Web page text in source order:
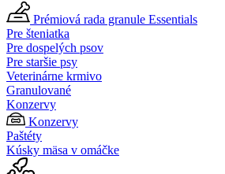
Prémiová rada granule Essentials
Pre šteniatka
Pre dospelých psov
Pre staršie psy
Veterinárne krmivo
Granulované
Konzervy
Konzervy
Paštéty
Kúsky mäsa v omáčke